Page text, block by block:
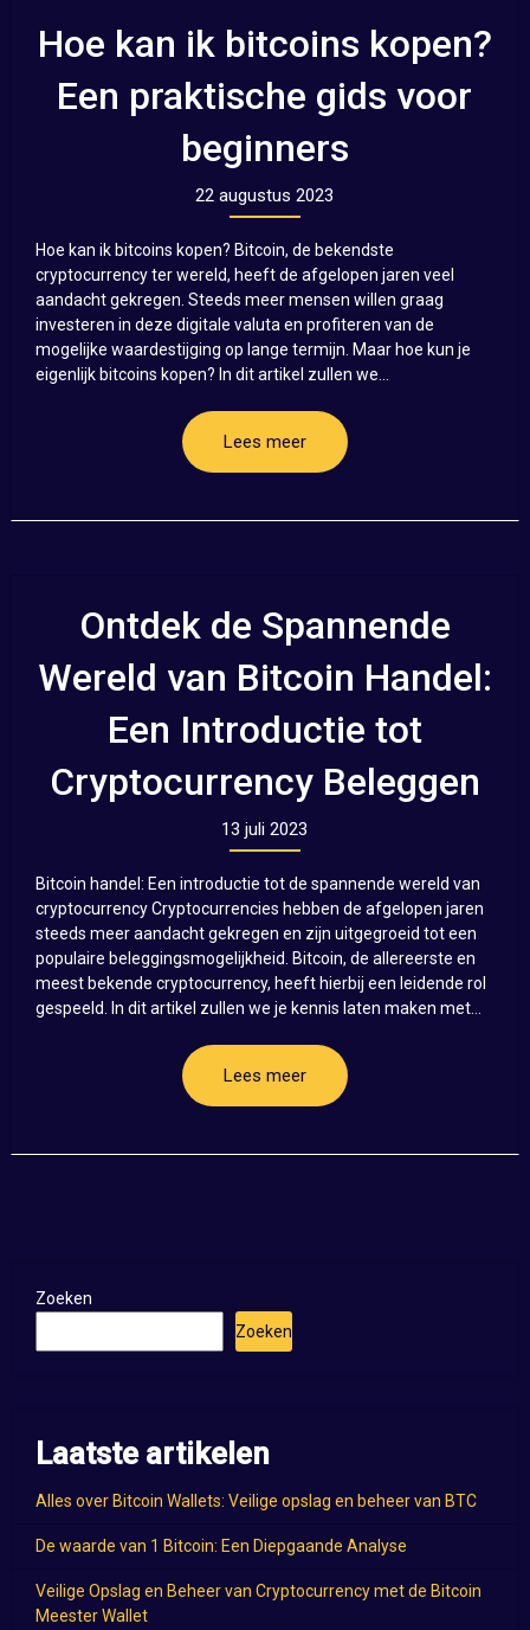
Hoe kan ik bitcoins kopen?
Een praktische gids voor
beginners
22 augustus 2023
Hoe kan ik bitcoins kopen? Bitcoin, de bekendste
cryptocurrency ter wereld, heeft de afgelopen jaren veel
aandacht gekregen. Steeds meer mensen willen graag
investeren in deze digitale valuta en profiteren van de
mogelijke waardestijging op lange termijn. Maar hoe kun je
eigenlijk bitcoins kopen? In dit artikel zullen we...
Lees meer
Ontdek de Spannende
Wereld van Bitcoin Handel:
Een Introductie tot
Cryptocurrency Beleggen
13 juli 2023
Bitcoin handel: Een introductie tot de spannende wereld van
cryptocurrency Cryptocurrencies hebben de afgelopen jaren
steeds meer aandacht gekregen en zijn uitgegroeid tot een
populaire beleggingsmogelijkheid. Bitcoin, de allereerste en
meest bekende cryptocurrency, heeft hierbij een leidende rol
gespeeld. In dit artikel zullen we je kennis laten maken met...
Lees meer
Zoeken
Zoeken
Laatste artikelen
Alles over Bitcoin Wallets: Veilige opslag en beheer van BTC
De waarde van 1 Bitcoin: Een Diepgaande Analyse
Veilige Opslag en Beheer van Cryptocurrency met de Bitcoin
Meester Wallet